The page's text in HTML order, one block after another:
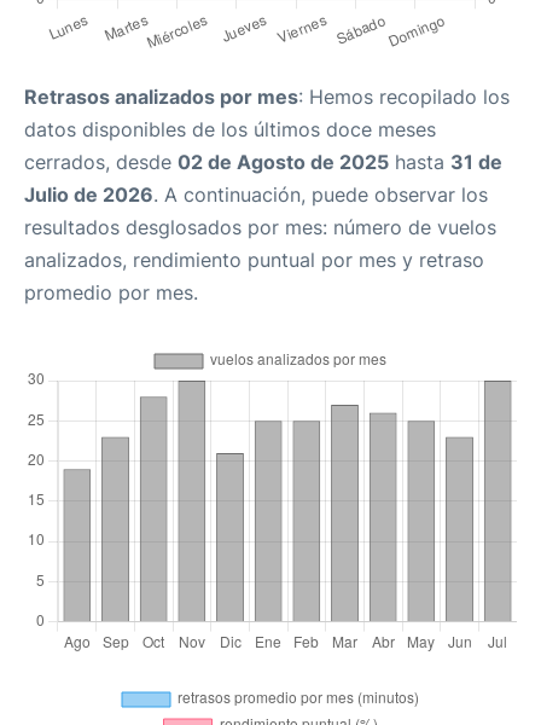
Retrasos analizados por mes: Hemos recopilado los
datos disponibles de los últimos doce meses
cerrados, desde 02 de Agosto de 2025 hasta 31 de
Julio de 2026. A continuación, puede observar los
resultados desglosados por mes: número de vuelos
analizados, rendimiento puntual por mes y retraso
promedio por mes.